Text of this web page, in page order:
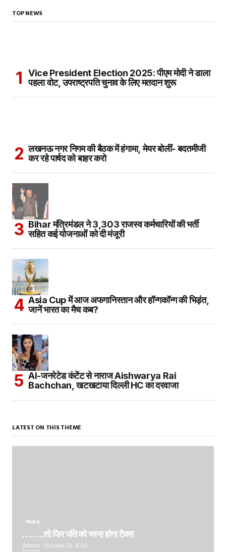
TOP NEWS
Vice President Election 2025: पीएम मोदी ने डाला
पहला वोट, उपराष्ट्रपति चुनाव के लिए मतदान शुरू
लखनऊ नगर निगम की बैठक में हंगामा, मेयर बोलीं- बदतमीजी
कर रहे पार्षद को बाहर करो
Bihar मंत्रिमंडल ने 3,303 राजस्व कर्मचारियों की भर्ती
सहित कई योजनाओं को दी मंजूरी
Asia Cup में आज अफगानिस्तान और हॉन्गकॉन्ग की भिड़ंत,
जानें भारत का मैच कब?
AI-जनरेटेड कंटेंट से नाराज Aishwarya Rai
Bachchan, खटखटाया दिल्ली HC का दरवाजा
LATEST ON THIS THEME
बिज़नेस
……..तो फिर पति को भरना होगा टैक्स
Admin October 21, 2020